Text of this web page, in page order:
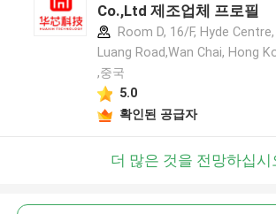
Co.,Ltd 제조업체 프로필
Room D, 16/F, Hyde
Luang Road,Wan Chai, Hong
,중국
5.0
확인된 공급자
더 많은 것을 전망하십시